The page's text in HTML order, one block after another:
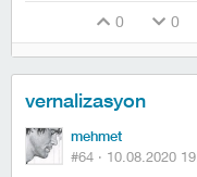
0 0
vernalizasyon
mehmet
#64 · 10.08.2020